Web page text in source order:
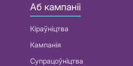
Аб кампаніі
Кіраўніцтва
Кампанія
Супрацоўніцтва